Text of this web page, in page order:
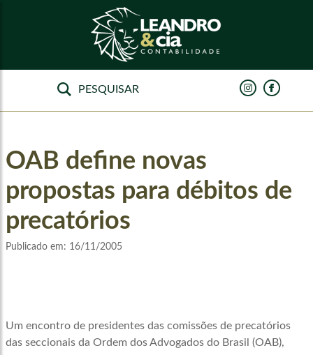
OAB define novas
propostas para débitos de
precatórios
Publicado em: 16/11/2005
Um encontro de presidentes das comissões de precatórios
das seccionais da Ordem dos Advogados do Brasil (OAB),